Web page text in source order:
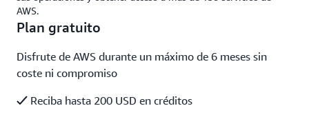
AWS.
Plan gratuito
Disfrute de AWS durante un máximo de 6 meses sin
coste ni compromiso
Reciba hasta 200 USD en créditos